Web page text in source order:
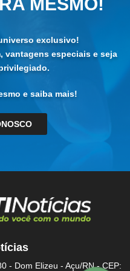
MESMO!
exclusivo!
vantagens especiais e seja
e saiba mais!
- Dom Elizeu - Açu/RN - CEP: